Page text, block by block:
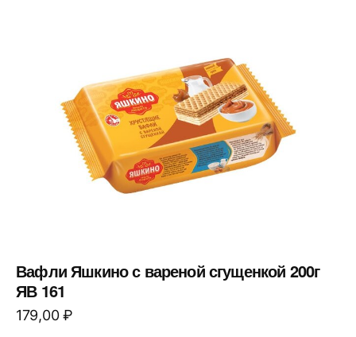
Вафли Яшкино с вареной сгущенкой 200г
ЯВ 161
179,00₽